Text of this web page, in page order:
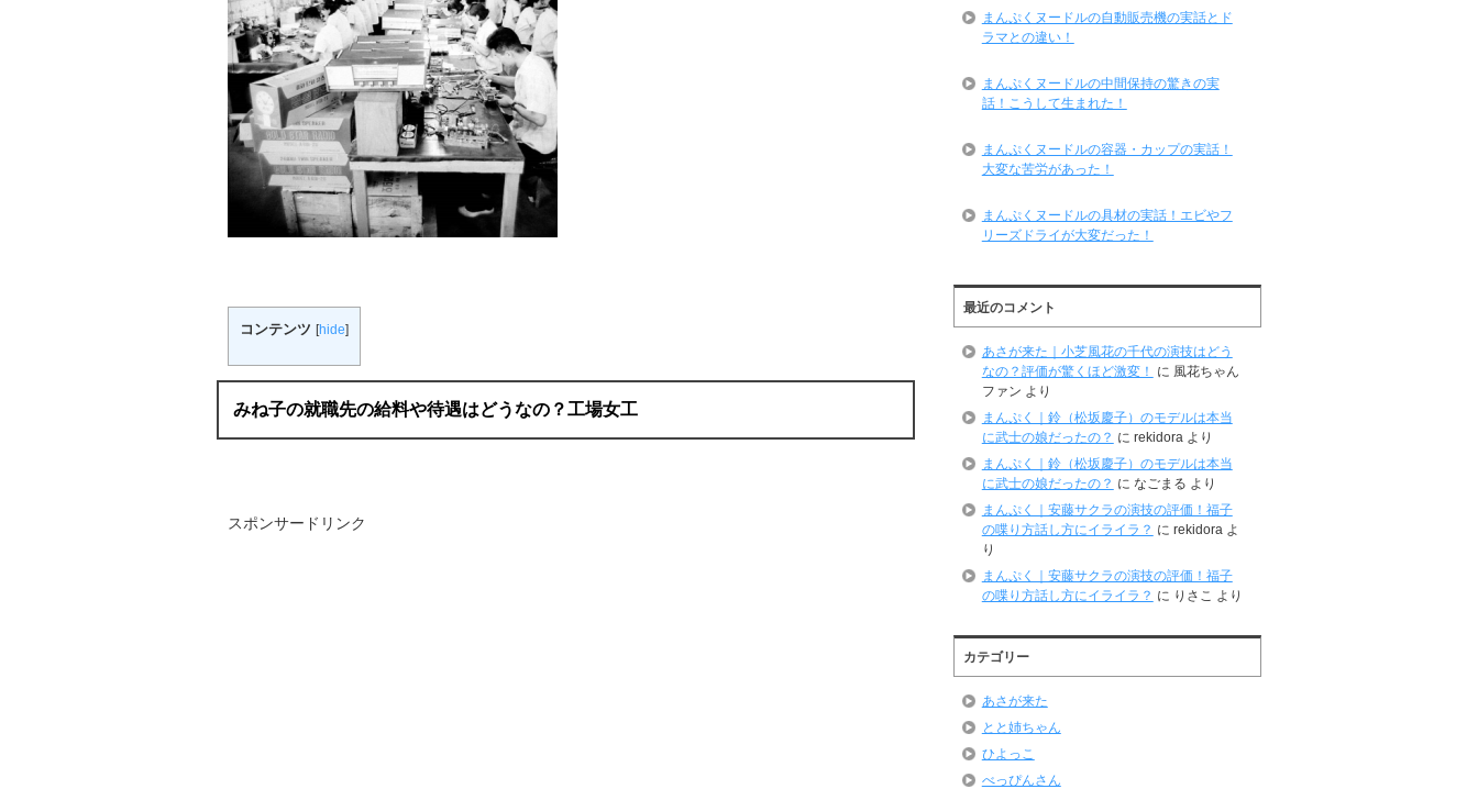
コンテンツ [hide]
みね子の就職先の給料や待遇はどうなの？工場女工
スポンサードリンク
まんぷくヌードルの自動販売機の実話とド
ラマとの違い！
まんぷくヌードルの中間保持の驚きの実
話！こうして生まれた！
まんぷくヌードルの容器・カップの実話！
大変な苦労があった！
まんぷくヌードルの具材の実話！エビやフ
リーズドライが大変だった！
最近のコメント
あさが来た｜小芝風花の千代の演技はどう
なの？評価が驚くほど激変！
に 風花ちゃん
ファン より
まんぷく｜鈴（松坂慶子）のモデルは本当
に武士の娘だったの？ に rekidora より
まんぷく｜鈴（松坂慶子）のモデルは本当
に武士の娘だったの？ に なごまる より
まんぷく｜安藤サクラの演技の評価！福子
の喋り方話し方にイライラ？ に rekidora よ
り
まんぷく｜安藤サクラの演技の評価！福子
の喋り方話し方にイライラ？ に りさこ より
カテゴリー
あさが来た
とと姉ちゃん
ひよっこ
べっぴんさん